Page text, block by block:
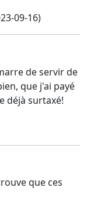
09-16)
de servir de
que j'ai payé
déjà surtaxé!
que ces